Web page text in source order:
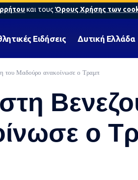
και τους Όρους Χρήσης των
Ειδήσεις Δυτική Ελλάδα
του Μαδούρο ανακοίνωσε ο Τραμπ
ο